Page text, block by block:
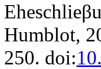
Humblot,
250. doi: